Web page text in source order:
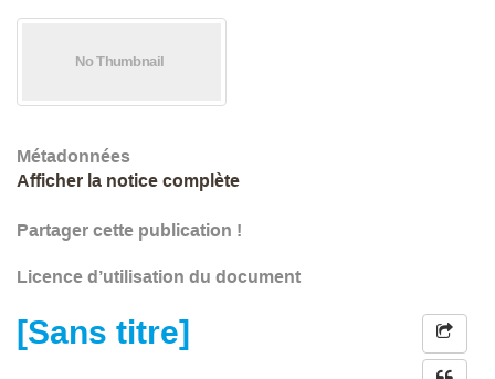
Métadonnées
Afficher la notice complète
Partager cette publication !
Licence d’utilisation du document
[Sans titre]